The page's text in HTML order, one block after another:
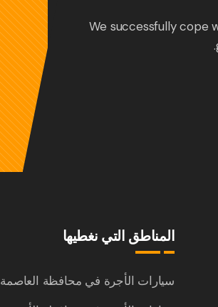
We successfully cope
المناطق التي نغطيها
سيارات الأجرة في محافظة العاصمة